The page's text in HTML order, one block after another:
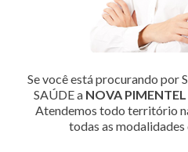
Se você está procurando por
SAÚDE a NOVA
Atendemos todo território
todas as modalidades